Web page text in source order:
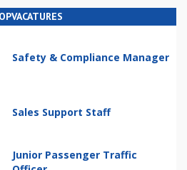
Safety & Compliance Manager
Sales Support Staff
Junior Passenger Traffic